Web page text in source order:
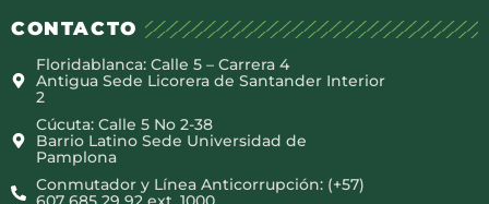
CONTACTO
Floridablanca: Calle 5 – Carrera 4
Antigua Sede Licorera de Santander Interior
2
Cúcuta: Calle 5 No 2-38
Barrio Latino Sede Universidad de
Pamplona
Conmutador y Línea Anticorrupción: (+57)